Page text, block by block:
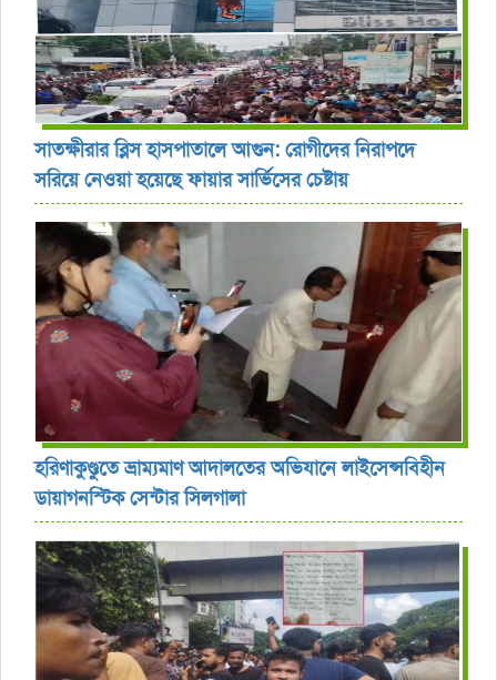
সাতক্ষীরার ব্লিস হাসপাতালে আগুন: রোগীদের নিরাপদে
সরিয়ে নেওয়া হয়েছে ফায়ার সার্ভিসের চেষ্টায়
হরিণাকুণ্ডুতে ভ্রাম্যমাণ আদালতের অভিযানে লাইসেন্সবিহীন
ডায়াগনস্টিক সেন্টার সিলগালা